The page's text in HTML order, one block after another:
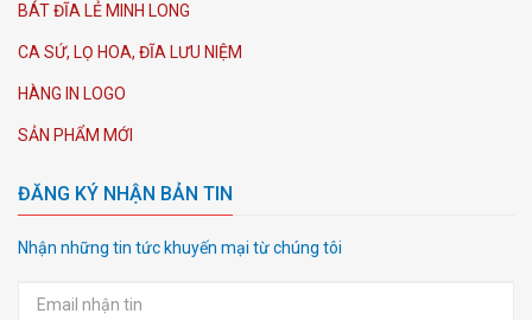
BÁT ĐĨA LẺ MINH LONG
CA SỨ, LỌ HOA, ĐĨA LƯU NIỆM
HÀNG IN LOGO
SẢN PHẨM MỚI
ĐĂNG KÝ NHẬN BẢN TIN
Nhận những tin tức khuyến mại từ chúng tôi